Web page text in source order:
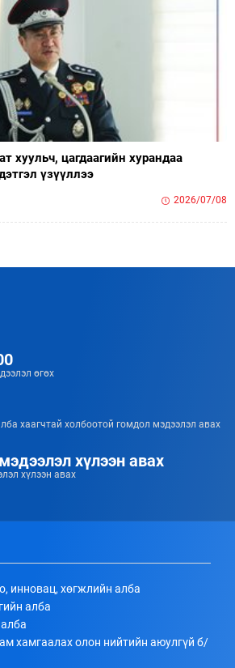
хуульч, цагдаагийн хурандаа
үзүүллээ
2026/07/08
өгөх
хаагчтай холбоотой гомдол мэдээлэл авах
хүлээн авах
хүлээн авах
инновац, хөгжлийн алба
алба
хамгаалах олон нийтийн аюулгүй б/